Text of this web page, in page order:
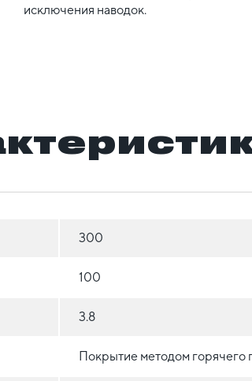
исключения наводок.
300
100
3.8
Покрытие методом горячего